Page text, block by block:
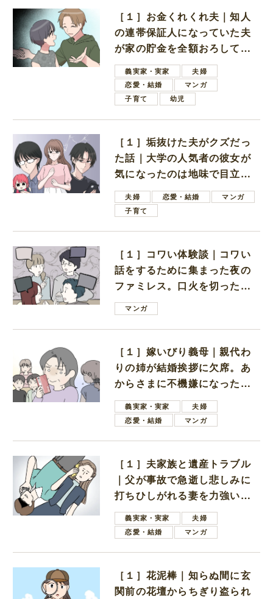
［１］お金くれくれ夫｜知人
の連帯保証人になっていた夫
が家の貯金を全額おろしてほ
しいと言ってきた
義実家・実家
夫婦
恋愛・結婚
マンガ
子育て
幼児
［１］垢抜けた夫がクズだっ
た話｜大学の人気者の彼女が
気になったのは地味で目立た
ない男子学生
夫婦 恋愛・結婚
マンガ
子育て
［１］コワい体験談｜コワい
話をするために集まった夜の
ファミレス。口火を切ったの
は電車好きの男の子ママ
マンガ
［１］嫁いびり義母｜親代わ
りの姉が結婚挨拶に欠席。あ
からさまに不機嫌になった義
母義実家・実家
夫婦
恋愛・結婚
マンガ
［１］夫家族と遺産トラブル
｜父が事故で急逝し悲しみに
打ちひしがれる妻を力強い言
葉で励ます夫
義実家・実家
夫婦
恋愛・結婚
マンガ
［１］花泥棒｜知らぬ間に玄
関前の花壇からちぎり盗られ